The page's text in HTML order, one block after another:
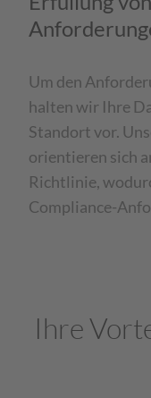
Um den
halten wir Ihre
Standort vor.
orientieren sich
Richtlinie,
Compliance-
Ihre